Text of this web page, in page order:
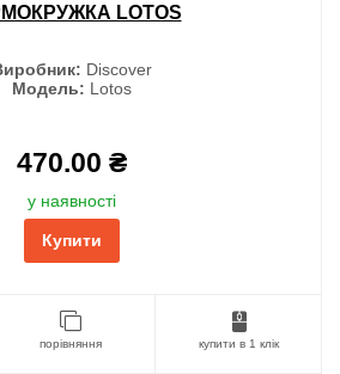
LOTOS
Discover
Модель: Lotos
470.00 ₴
у наявності
Купити
порівняння купити в 1 клік